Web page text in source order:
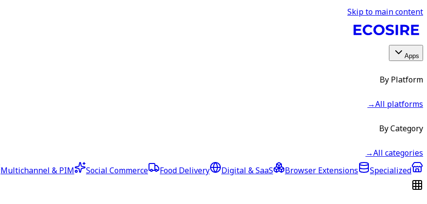
Skip to main content
Apps
By Platform
All platforms
→
By Category
All categories
→
Multichannel & PIM Social Commerce Food Delivery Digital & SaaS Browser Extensions Specialized